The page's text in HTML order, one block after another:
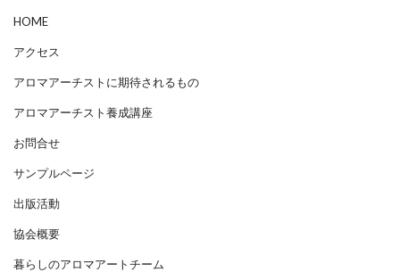
HOME
アクセス
アロマアーチストに期待されるもの
アロマアーチスト養成講座
お問合せ
サンプルページ
出版活動
協会概要
暮らしのアロマアートチーム